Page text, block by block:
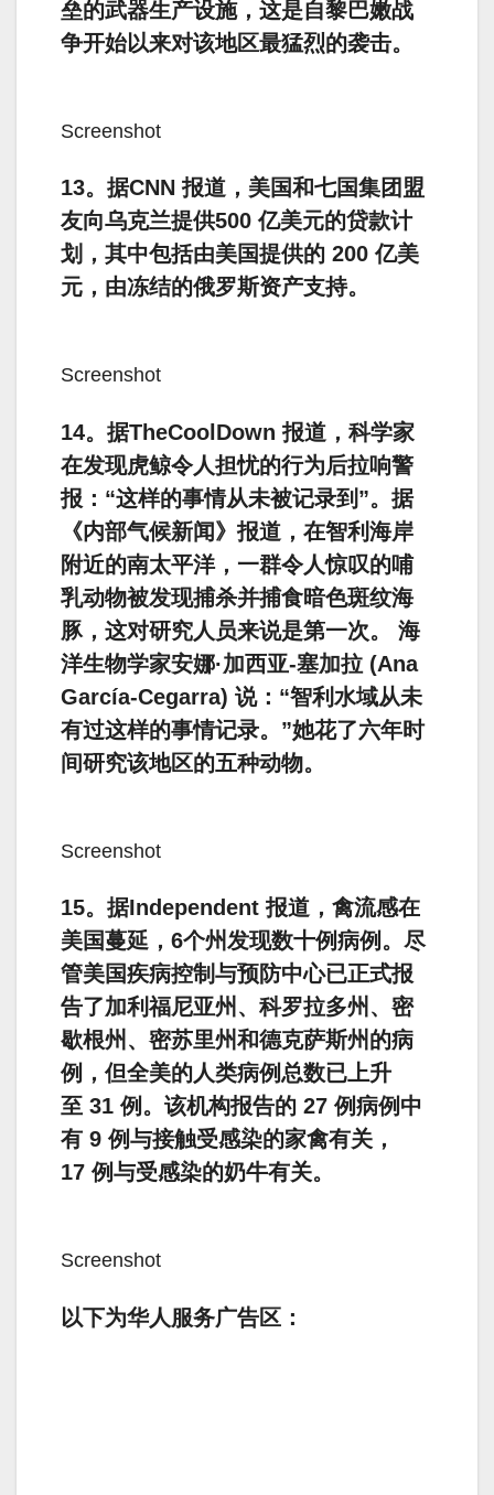
垒的武器生产设施，这是自黎巴嫩战
争开始以来对该地区最猛烈的袭击。
Screenshot
13。据CNN 报道，美国和七国集团盟
友向乌克兰提供500 亿美元的贷款计
划，其中包括由美国提供的 200 亿美
元，由冻结的俄罗斯资产支持。
Screenshot
14。据TheCoolDown 报道，科学家
在发现虎鲸令人担忧的行为后拉响警
报：“这样的事情从未被记录到”。据
《内部气候新闻》报道，在智利海岸
附近的南太平洋，一群令人惊叹的哺
乳动物被发现捕杀并捕食暗色斑纹海
豚，这对研究人员来说是第一次。 海
洋生物学家安娜·加西亚-塞加拉 (Ana
García-Cegarra) 说：“智利水域从未
有过这样的事情记录。”她花了六年时
间研究该地区的五种动物。
Screenshot
15。据Independent 报道，禽流感在
美国蔓延，6个州发现数十例病例。尽
管美国疾病控制与预防中心已正式报
告了加利福尼亚州、科罗拉多州、密
歇根州、密苏里州和德克萨斯州的病
例，但全美的人类病例总数已上升
至 31 例。该机构报告的 27 例病例中
有 9 例与接触受感染的家禽有关，
17 例与受感染的奶牛有关。
Screenshot
以下为华人服务广告区：